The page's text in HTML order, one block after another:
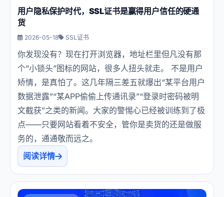
用户隐私保护时代，SSL证书是赢得用户信任的硬通
货
2026-05-18 SSL证书
你发现没有？现在打开浏览器，地址栏里但凡没有那
个“小锁头”图标的网站，很多人扭头就走。 不是用户
矫情，是真怕了。这几年隔三差五就爆出“某平台用户
数据泄露”“某APP偷偷上传通讯录”“登录时密码被明
文截获”之类的新闻。大家的警惕心已经被训练到了极
点——只要网站看着不安全，管你是卖货的还是做服
务的，通通敬而远之。
阅读详情